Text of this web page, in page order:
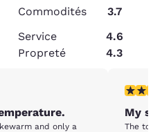
Commodités
3.7
Service
4.6
Propreté 4.3
and only a
4
My
The